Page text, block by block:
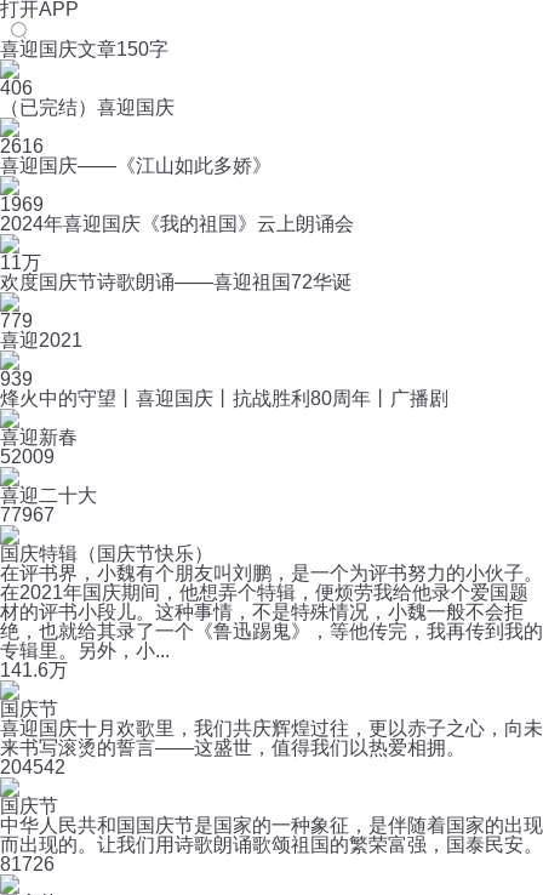
打开APP
喜迎国庆文章150字
406
（已完结）喜迎国庆
2616
喜迎国庆——《江山如此多娇》
1969
2024年喜迎国庆《我的祖国》云上朗诵会
11万
欢度国庆节诗歌朗诵——喜迎祖国72华诞
779
喜迎2021
939
烽火中的守望丨喜迎国庆丨抗战胜利80周年丨广播剧
喜迎新春
52009
喜迎二十大
77967
国庆特辑（国庆节快乐）
在评书界，小魏有个朋友叫刘鹏，是一个为评书努力的小伙子。
在2021年国庆期间，他想弄个特辑，便烦劳我给他录个爱国题
材的评书小段儿。这种事情，不是特殊情况，小魏一般不会拒
绝，也就给其录了一个《鲁迅踢鬼》，等他传完，我再传到我的
专辑里。另外，小...
141.6万
国庆节
喜迎国庆十月欢歌里，我们共庆辉煌过往，更以赤子之心，向未
来书写滚烫的誓言——这盛世，值得我们以热爱相拥。
204542
国庆节
中华人民共和国国庆节是国家的一种象征，是伴随着国家的出现
而出现的。让我们用诗歌朗诵歌颂祖国的繁荣富强，国泰民安。
81726